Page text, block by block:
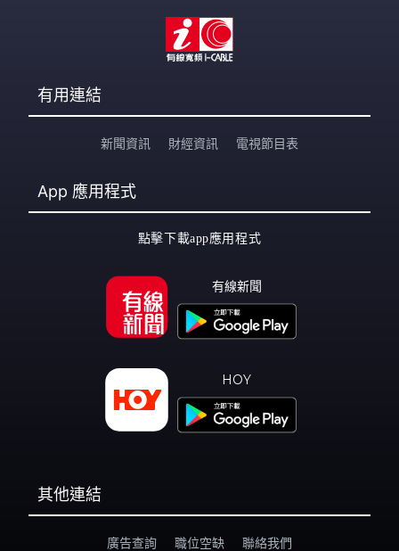
有用連結
新聞資訊 財經資訊 電視節目表
App 應用程式
點擊下載app應用程式
有線新聞
HOY
其他連結
廣告查詢 職位空缺 聯絡我們